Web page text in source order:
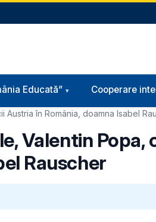
Educată” Cooperare
în România, doamna Isabel
Valentin Popa,
Rauscher